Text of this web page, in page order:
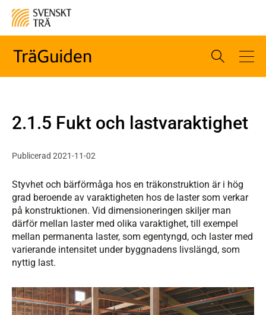
2.1.5 Fukt och lastvaraktighet
Publicerad 2021-11-02
Styvhet och bärförmåga hos en träkonstruktion är i hög
grad beroende av varaktigheten hos de laster som verkar
på konstruktionen. Vid dimensioneringen skiljer man
därför mellan laster med olika varaktighet, till exempel
mellan permanenta laster, som egentyngd, och laster med
varierande intensitet under byggnadens livslängd, som
nyttig last.